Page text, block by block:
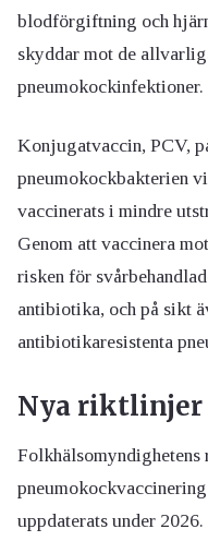
blodförgiftning och
skyddar mot de
pneumokockinfektioner.
Konjugatvaccin, PCV,
pneumokockbakterien
vaccinerats i mindre
Genom att vaccinera
risken för
antibiotika, och på sikt
antibiotikaresistenta
Nya riktlinjer
uppdaterats under